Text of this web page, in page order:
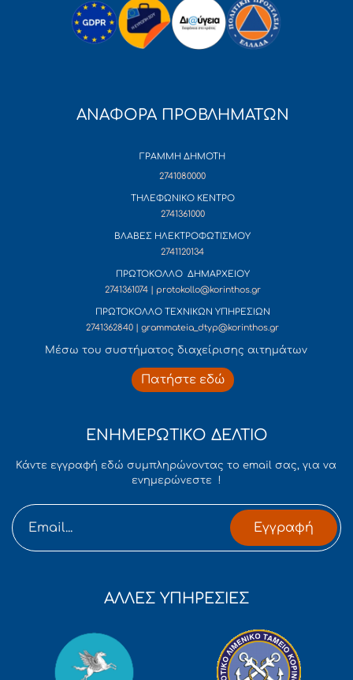
ΑΝΑΦΟΡΑ ΠΡΟΒΛΗΜΑΤΩΝ
ΓΡΑΜΜΗ ΔΗΜΟΤΗ
2741080000
ΤΗΛΕΦΩΝΙΚΟ ΚΕΝΤΡΟ
2741361000
ΒΛΑΒΕΣ ΗΛΕΚΤΡΟΦΩΤΙΣΜΟΥ
2741120134
ΠΡΩΤΟΚΟΛΛΟ ΔΗΜΑΡΧΕΙΟΥ
2741361074 | protokollo@korinthos.gr
ΠΡΩΤΟΚΟΛΛΟ ΤΕΧΝΙΚΩΝ ΥΠΗΡΕΣΙΩΝ
2741362840 | grammateia_dtyp@korinthos.gr
Mέσω του συστήματος διαχείρισης αιτημάτων
Πατήστε εδώ
ΕΝΗΜΕΡΩΤΙΚΟ ΔΕΛΤΙΟ
Κάντε εγγραφή εδώ συμπληρώνοντας το email σας, για να
ενημερώνεστε !
Εγγραφή
ΑΛΛΕΣ ΥΠΗΡΕΣΙΕΣ